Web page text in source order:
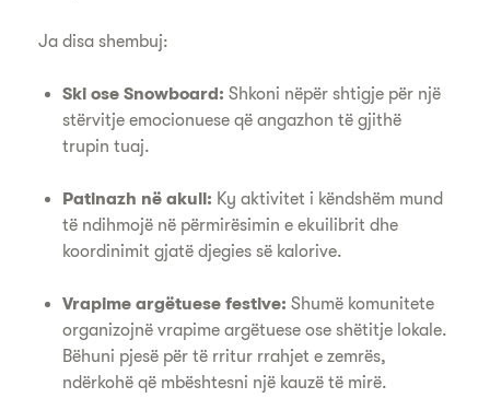
Ja disa shembuj:
Ski ose Snowboard:Shkoni nëpër shtigje për një
stërvitje emocionuese që angazhon të gjithë
trupin tuaj.
Patinazh në akull: Ky aktivitet i këndshëm mund
të ndihmojë në përmirësimin e ekuilibrit dhe
koordinimit gjatë djegies së kalorive.
Vrapime argëtuese festive:Shumë komunitete
organizojnë vrapime argëtuese ose shëtitje lokale.
Bëhuni pjesë për të rritur rrahjet e zemrës,
ndërkohë që mbështesni një kauzë të mirë.